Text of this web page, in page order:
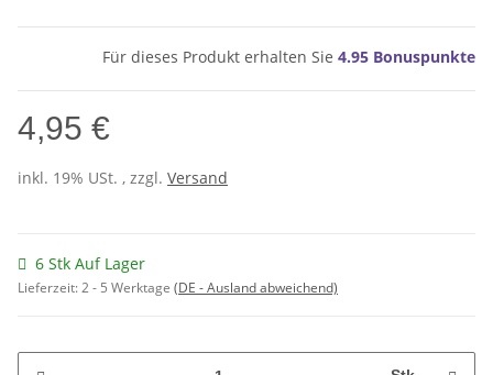
Für dieses Produkt erhalten Sie 4.95 Bonuspunkte
4,95 €
inkl. 19% USt. , zzgl. Versand
6 Stk Auf Lager
Lieferzeit:2 - 5 Werktage (DE - Ausland abweichend)